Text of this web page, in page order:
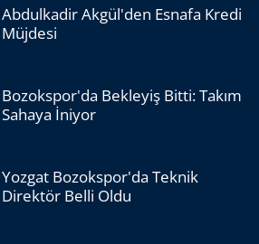
Abdulkadir Akgül'den Esnafa Kredi
Müjdesi
Bozokspor'da Bekleyiş Bitti: Takım
Sahaya İniyor
Yozgat Bozokspor'da Teknik
Direktör Belli Oldu